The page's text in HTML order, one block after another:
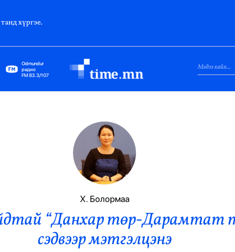
хүргэе.
Odmundur
радио
FM 83.3/107
Гадаад Харилцаа
Элчин Сайд
Парламент
Засгийн Газар
Ерөнхийлөгч
Х. Болормаа
“Данхар төр-Дарамтат
сэдвээр мэтгэлцэнэ